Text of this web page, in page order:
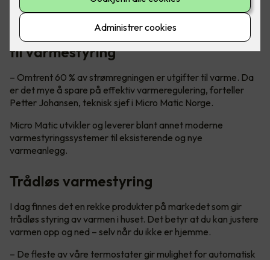
Teknisk sjef Petter Johansen gir tips
til varmestyring
– Omtrent 60 % av strømregningen er utgifter til varme. Da
er det mye å spare på effektiv varmeregulering, forteller
Petter Johansen, teknisk sjef i Micro Matic Norge.
Micro Matic utvikler og leverer blant annet moderne
varmestyringssystemer til eksisterende og nye
varmeanlegg.
Trådløs varmestyring
I dag finnes det en rekke produkter på markedet som gir
trådløs styring av varmen i huset. Det betyr at du kan justere
varmen opp og ned – selv når du ikke er hjemme.
– De fleste av våre termostater gir mulighet for automatisk